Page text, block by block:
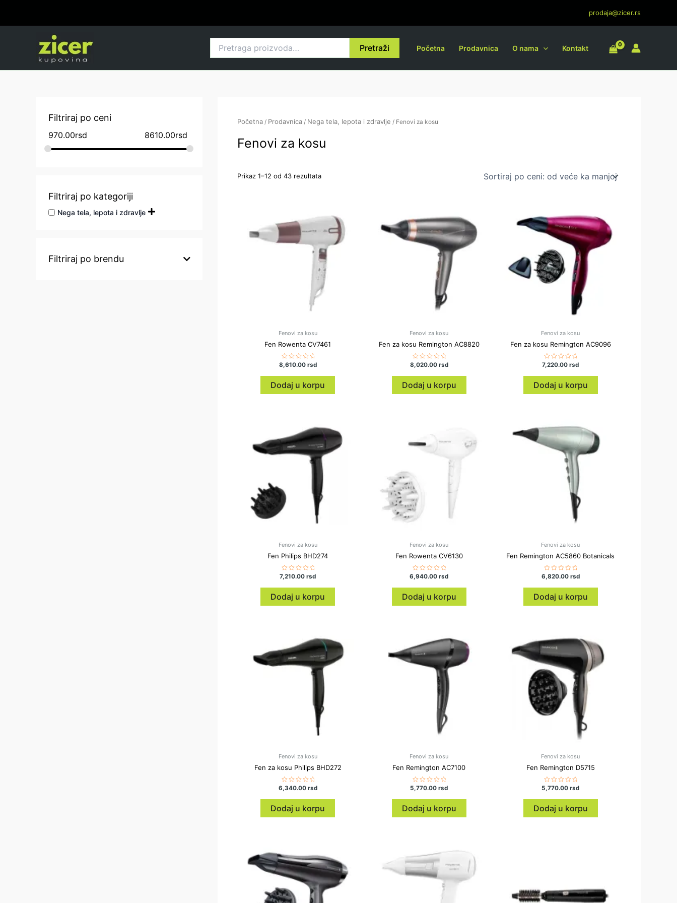
sadržaj
prodaja@zicer.rs
za:
Pretraži Početna Prodavnica O nama Kontakt
Filtriraj po ceni
970.00rsd 8610.00rsd
Filtriraj po kategoriji
Nega tela, lepota i zdravlje
Filtriraj po brendu
Početna / Prodavnica / Nega tela, lepota i zdravlje / Fenovi za kosu
Fenovi za kosu
Prikaz 1–12 od 43 rezultata
Fenovi za kosu
Fen Rowenta CV7461
Ocenjeno
sa
0
od
5
8,610.00 rsd
Dodaj u korpu
Fenovi za kosu
Fen za kosu Remington AC8820
Ocenjeno
sa
0
od
5
8,020.00 rsd
Dodaj u korpu
Fenovi za kosu
Fen za kosu Remington AC9096
Ocenjeno
sa
0
od
5
7,220.00rsd
Dodaj u korpu
Fenovi za kosu
Fen Philips BHD274
Ocenjeno
sa
0
od
5
7,210.00rsd
Dodaj u korpu
Fenovi za kosu
Fen Rowenta CV6130
Ocenjeno
sa
0
od
5
6,940.00rsd
Dodaj u korpu
Fenovi za kosu
Fen Remington AC5860 Botanicals
Ocenjeno
sa
0
od
5
6,820.00 rsd
Dodaj u korpu
Fenovi za kosu
Fen za kosu Philips BHD272
Ocenjeno
0
od
5
6,340.00 rsd
Dodaj u korpu
Fenovi za kosu
Fen Remington AC7100
Ocenjeno
0
od
5
5,770.00rsd
Dodaj u korpu
Fenovi za kosu
Fen Remington D5715
Ocenjeno
0
od
5
5,770.00rsd
Dodaj u korpu